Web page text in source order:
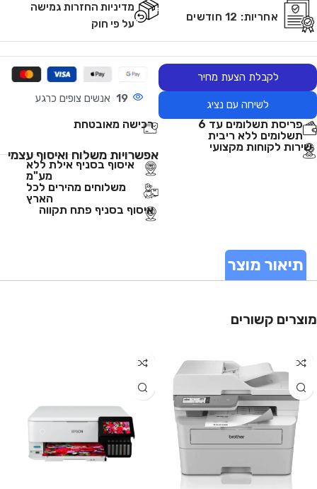
אחריות: 12 חודשים
מדיניות החזרות גמישה
על פי חוק
לקבלת הצעת מחיר
לשיחה עם נציג 19 אנשים צופים כרגע
פריסת תשלומים עד 6
תשלומים ללא ריבית
רכישה מאובטחת
שירות לקוחות מקצועי
אפשרויות משלוח ואיסוף עצמי
איסוף בסניף אילת ללא
מע"מ
משלוחים מהירים לכל
הארץ
איסוף בסניף פתח תקווה
תיאור מוצר
מוצרים קשורים